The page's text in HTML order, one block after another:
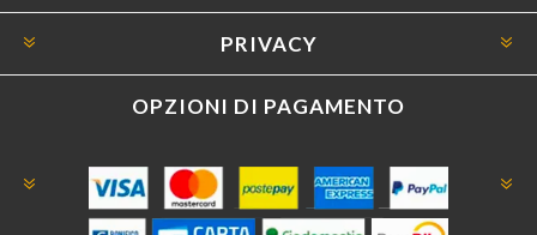
PRIVACY
OPZIONI DI PAGAMENTO